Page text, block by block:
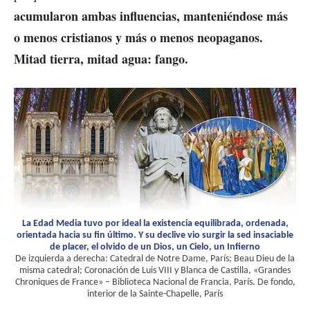
acumularon ambas influencias, manteniéndose más
o menos cristianos y más o menos neopaganos.
Mitad tierra, mitad agua: fango.
La Edad Media tuvo por ideal la existencia equilibrada, ordenada,
orientada hacia su fin último. Y su declive vio surgir la sed insaciable
de placer, el olvido de un Dios, un Cielo, un Infierno
De izquierda a derecha: Catedral de Notre Dame, París; Beau Dieu de la
misma catedral; Coronación de Luis VIII y Blanca de Castilla, «Grandes
Chroniques de France» – Biblioteca Nacional de Francia, París. De fondo,
interior de la Sainte-Chapelle, París